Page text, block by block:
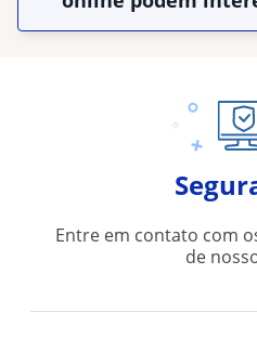
Entre em contato com
de